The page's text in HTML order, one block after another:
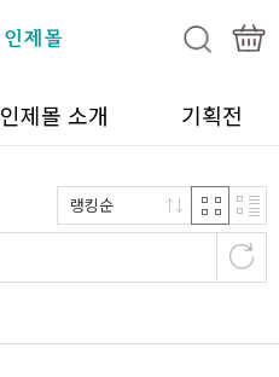
인제몰 소개 기획전
랭킹순